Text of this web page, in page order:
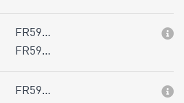
FR59…
FR59…
FR59…